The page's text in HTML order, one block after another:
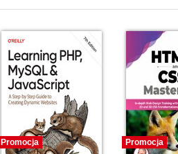
Promocja Promocja